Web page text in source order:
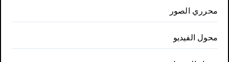
محرري الصور
محول الفيديو